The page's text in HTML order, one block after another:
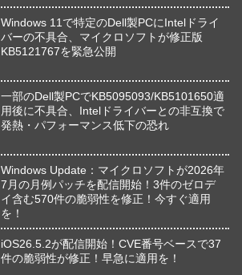
Windows 11で特定のDell製PCにIntelドライ
バーの不具合、マイクロソフトが修正版
KB5121767を緊急公開
一部のDell製PCでKB5095093/KB5101650適
用後に不具合、Intelドライバーとの非互換で
発熱・パフォーマンス低下の恐れ
Windows Update：マイクロソフトが2026年
7月の月例パッチを配信開始！3件のゼロデ
イ含む570件の脆弱性を修正！今すぐ適用
を！
iOS26.5.2が配信開始！CVE番号ベースで37
件の脆弱性が修正！早急に適用を！